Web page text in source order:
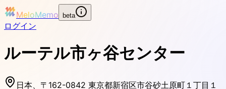
MeloMemo beta
ログイン
ルーテル市ヶ谷センター
日本、〒162-0842 東京都新宿区市谷砂土原町１丁目１